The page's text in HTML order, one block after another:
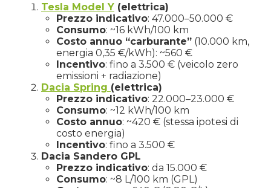
Tesla Model Y (elettrica)
Prezzo indicativo: 47.000–50.000 €
Consumo: ~16 kWh/100 km
Costo annuo “carburante” (10.000 km,
energia 0,35 €/kWh): ~560 €
Incentivo: fino a 3.500 € (veicolo zero
emissioni + radiazione)
Dacia Spring (elettrica)
Prezzo indicativo: 22.000–23.000 €
Consumo: ~12 kWh/100 km
Costo annuo: ~420 € (stessa ipotesi di
costo energia)
Incentivo: fino a 3.500 €
Dacia Sandero GPL
Prezzo indicativo: da 15.000 €
Consumo: ~8 L/100 km (GPL)